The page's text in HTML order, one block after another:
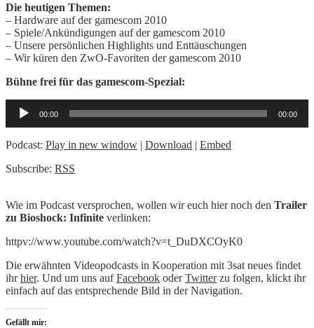
Die heutigen Themen:
– Hardware auf der gamescom 2010
– Spiele/Ankündigungen auf der gamescom 2010
– Unsere persönlichen Highlights und Enttäuschungen
– Wir küren den ZwO-Favoriten der gamescom 2010
Bühne frei für das gamescom-Spezial:
Audio-
Player
00:00 00:00
Podcast: Play in new window | Download | Embed
Subscribe: RSS
Wie im Podcast versprochen, wollen wir euch hier noch den Trailer
zu Bioshock: Infinite verlinken:
httpv://www.youtube.com/watch?v=t_DuDXCOyK0
Die erwähnten Videopodcasts in Kooperation mit 3sat neues findet
ihrhier. Und um uns aufFacebook oderTwitterzu folgen, klickt ihr
einfach auf das entsprechende Bild in der Navigation.
Gefällt mir: